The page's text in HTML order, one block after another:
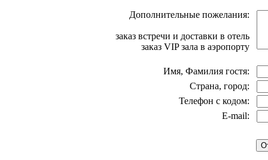
Дополнительные пожелания:
заказ встречи и доставки в отель
заказ VIP зала в аэропорту
Имя, Фамилия гостя:
Страна, город:
Телефон с кодом:
E-mail: